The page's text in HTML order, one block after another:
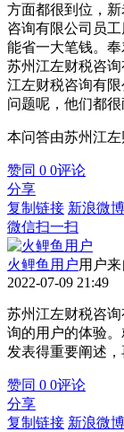
方面都很到位，
咨询有限公司员
能省一大笔钱。
苏州江左财税咨
江左财税咨询有
问题呢，他们都很
本问答由苏州江
赞同 0 0评论
分享
复制链接 新浪微博
微信扫一扫
火鲤鱼用户用户
2022-07-09 21:49
苏州江左财税咨
询的用户的体验
发表得重要阐述
赞同 0 0评论
分享
复制链接 新浪微博